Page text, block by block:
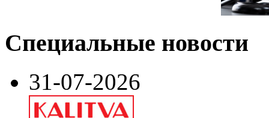
Специальные новости
31-07-2026